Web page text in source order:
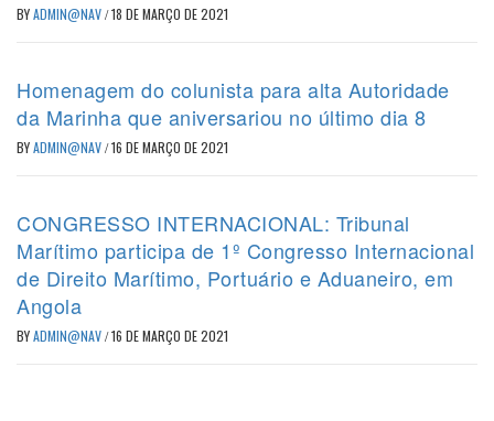
BYADMIN@NAV/18 DE MARÇO DE 2021
Homenagem do colunista para alta Autoridade
da Marinha que aniversariou no último dia 8
BYADMIN@NAV/16 DE MARÇO DE 2021
CONGRESSO INTERNACIONAL: Tribunal
Marítimo participa de 1º Congresso Internacional
de Direito Marítimo, Portuário e Aduaneiro, em
Angola
BYADMIN@NAV/16 DE MARÇO DE 2021